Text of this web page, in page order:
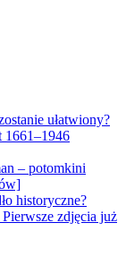
ułatwiony?
– potomkini
historyczne?
zdjęcia już